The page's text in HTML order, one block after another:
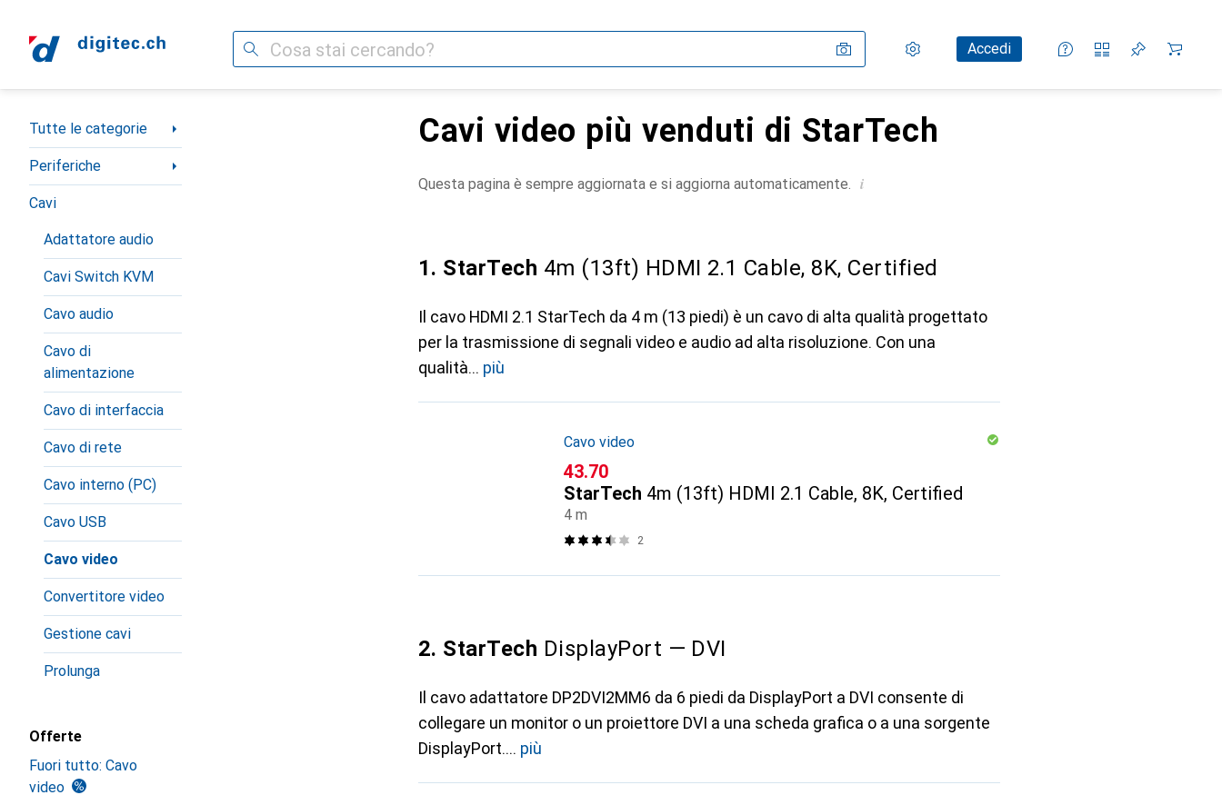
Cerca Impostazioni
Conto clienteAccedi
Liste di confronto
Liste dei desideri
Carrello
Categoria Navigazione
Tutte le categorie
Periferiche
Cavi
Adattatore audio
Cavi Switch KVM
Cavo audio
Cavo di
alimentazione
Cavo di interfaccia
Cavo di rete
Cavo interno (PC)
Cavo USB
Cavo video
Convertitore video
Gestione cavi
Prolunga
Offerte
Fuori tutto: Cavo
video
Cavi video più venduti di StarTech
Questa pagina è sempre aggiornata e si aggiorna automaticamente. i
1. StarTech 4m (13ft) HDMI 2.1 Cable, 8K, Certified
Il cavo HDMI 2.1 StarTech da 4 m (13 piedi) è un cavo di alta qualità progettato
per la trasmissione di segnali video e audio ad alta risoluzione. Con una
qualità
più
Cavo video
CHF
43.70
StarTech 4m (13ft) HDMI 2.1 Cable, 8K, Certified
4 m
2
2. StarTech DisplayPort — DVI
Il cavo adattatore DP2DVI2MM6 da 6 piedi da DisplayPort a DVI consente di
collegare un monitor o un proiettore DVI a una scheda grafica o a una sorgente
DisplayPort.
più